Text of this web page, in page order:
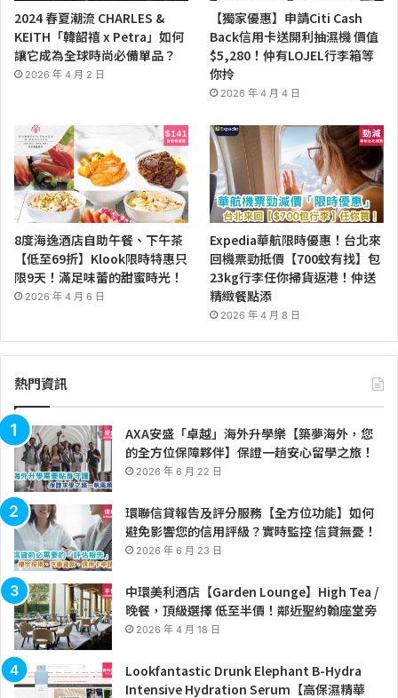
2024 春夏潮流 CHARLES &
KEITH「韓韶禧 x Petra」如何
讓它成為全球時尚必備單品？
2026 年 4 月 2 日
【獨家優惠】申請Citi Cash
Back信用卡送開利抽濕機 價值
$5,280！仲有LOJEL行李箱等
你拎
2026 年 4 月 4 日
8度海逸酒店自助午餐、下午茶
【低至69折】Klook限時特惠只
限9天！滿足味蕾的甜蜜時光！
2026 年 4 月 6 日
Expedia華航限時優惠！台北來
回機票勁抵價【700蚊有找】包
23kg行李任你掃貨返港！仲送
精緻餐點添
2026 年 4 月 8 日
熱門資訊
AXA安盛「卓越」海外升學樂【築夢海外，您
的全方位保障夥伴】保證一趟安心留學之旅！
2026 年 6 月 22 日
環聯信貸報告及評分服務【全方位功能】如何
避免影響您的信用評級？實時監控 信貸無憂！
2026 年 6 月 23 日
中環美利酒店【Garden Lounge】High Tea /
晚餐，頂級選擇 低至半價！鄰近聖約翰座堂旁
2026 年 4 月 18 日
Lookfantastic Drunk Elephant B-Hydra
Intensive Hydration Serum【高保濕精華